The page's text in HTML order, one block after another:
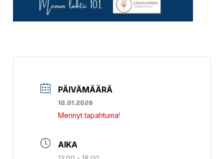
PÄIVÄMÄÄRÄ
10.01.2026
Mennyt tapahtuma!
AIKA